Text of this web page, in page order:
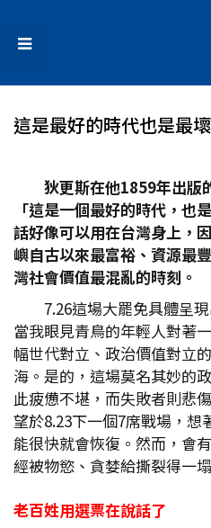
這是最好的時代也是最
狄更斯在他1859年出版
「這是一個最好的時代，也
話好像可以用在台灣身上，
嶼自古以來最富裕、資源最
灣社會價值最混亂的時刻。
7.26這場大罷免具體呈
當我眼見青鳥的年輕人對著
幅世代對立、政治價值對立
海。是的，這場莫名其妙的
此疲憊不堪，而失敗者則悲
望於8.23下一個7席戰場，想
能很快就會恢復。然而，會
經被物慾、貪婪給撕裂得一
老百姓用選票在說話了